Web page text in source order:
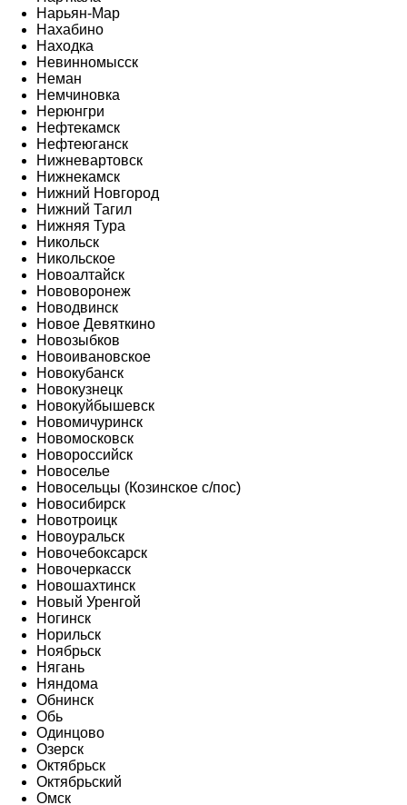
Нарьян-Мар
Нахабино
Находка
Невинномысск
Неман
Немчиновка
Нерюнгри
Нефтекамск
Нефтеюганск
Нижневартовск
Нижнекамск
Нижний Новгород
Нижний Тагил
Нижняя Тура
Никольск
Никольское
Новоалтайск
Нововоронеж
Новодвинск
Новое Девяткино
Новозыбков
Новоивановское
Новокубанск
Новокузнецк
Новокуйбышевск
Новомичуринск
Новомосковск
Новороссийск
Новоселье
Новосельцы (Козинское с/пос)
Новосибирск
Новотроицк
Новоуральск
Новочебоксарск
Новочеркасск
Новошахтинск
Новый Уренгой
Ногинск
Норильск
Ноябрьск
Нягань
Няндома
Обнинск
Обь
Одинцово
Озерск
Октябрьск
Октябрьский
Омск